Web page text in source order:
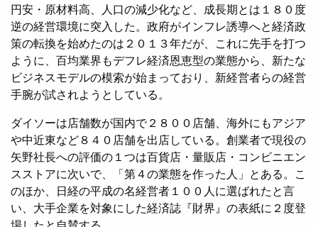
円安・原材料高、人口の減少化など、成長期とは１８０度
逆の経営環境に突入した。政府がインフレ誘導へと経済政
策の転換を始めたのは２０１３年だが、これに先手を打つ
ように、百均業界もデフレ経済恩恵型の業態から、新たな
ビジネスモデルの模索が始まっており、新経営者らの経営
手腕が試されようとしている。
ダイソーは店舗数が国内で２８００店舗、海外にもアジア
や中近東など８４０店舗を出店している。創業者で現役の
矢野社長への評価の１つは百貨店・量販店・コンビニエン
スストアに次いで、「第４の業態を作った人」とある。こ
のほか、日経の平成の名経営者１００人に選ばれたと言
い、大手企業を対象にした経済誌『財界』の表紙に２度登